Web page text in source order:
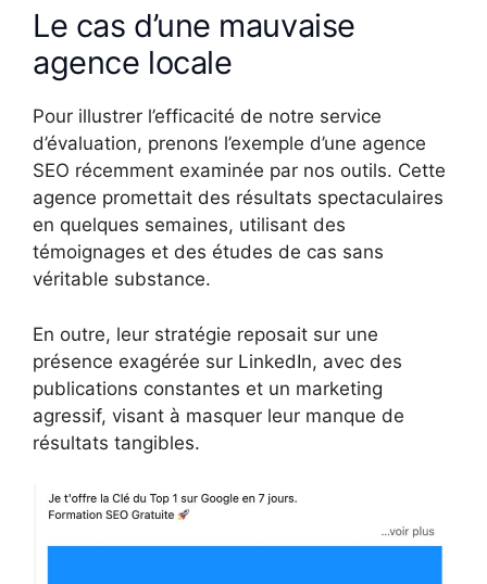
Le cas d’une mauvaise
agence locale
Pour illustrer l’efficacité de notre service
d’évaluation, prenons l’exemple d’une agence
SEO récemment examinée par nos outils. Cette
agence promettait des résultats spectaculaires
en quelques semaines, utilisant des
témoignages et des études de cas sans
véritable substance.
En outre, leur stratégie reposait sur une
présence exagérée sur LinkedIn, avec des
publications constantes et un marketing
agressif, visant à masquer leur manque de
résultats tangibles.